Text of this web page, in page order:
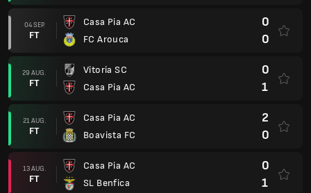
04 SEP.
FT
Casa Pia AC
FC Arouca
0
0
29 AUG.
FT
Vitoria SC
Casa Pia AC
0
1
21 AUG.
FT
Casa Pia AC
Boavista FC
2
0
13 AUG.
FT
Casa Pia AC
SL Benfica
0
1